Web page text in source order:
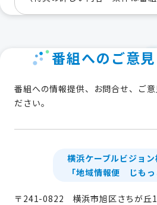
番組へのご意
番組への情報提供、お問合せ、ご
ださい。
横浜ケーブルビジョ
「地域情報便 じも
〒241-0822 横浜市旭区さちが丘